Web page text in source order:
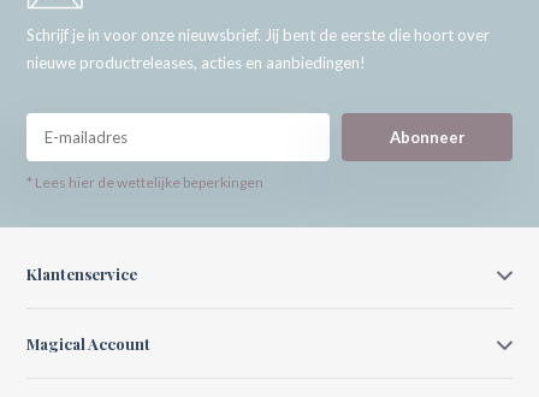
Schrijf je in voor onze nieuwsbrief. Jij bent de eerste die hoort over
nieuwe productreleases, acties en aanbiedingen!
Abonneer
* Lees hier de wettelijke beperkingen
Klantenservice
Magical Account